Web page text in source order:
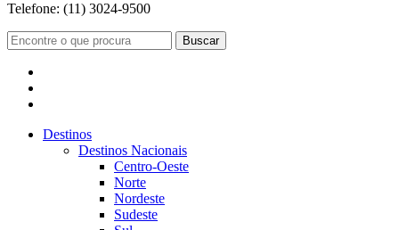
Telefone: (11) 3024-9500
Buscar
Destinos
Destinos Nacionais
Centro-Oeste
Norte
Nordeste
Sudeste